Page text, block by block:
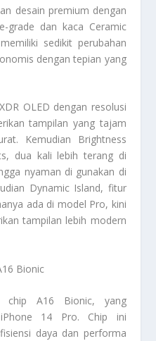
desain premium dengan
grade dan kaca Ceramic
sedikit perubahan
dengan tepian yang
OLED dengan resolusi
tampilan yang tajam
Kemudian Brightness
dua kali lebih terang di
nyaman di gunakan di
Dynamic Island, fitur
ada di model Pro, kini
tampilan lebih modern
Bionic
chip A16 Bionic, yang
14 Pro. Chip ini
daya dan performa